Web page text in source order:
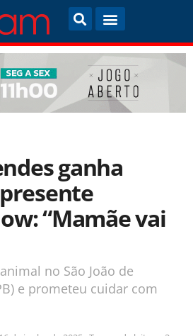
ganha
“Mamãe vai
no São João de
e prometeu cuidar com